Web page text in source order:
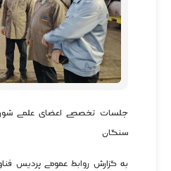
جلسات تخصصی اعضای علمی
سنگان
به گزارش روابط عمومی پردیس